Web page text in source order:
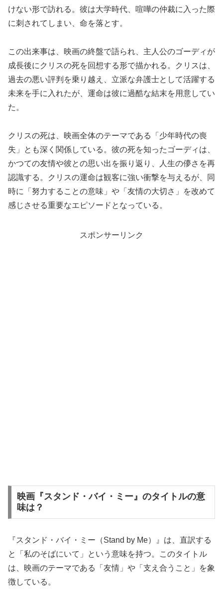
けない形で訪れる。彼は大学時代、喧嘩の仲裁に入った際
に刺されてしまい、命を落とす。
この出来事は、映画の終盤で語られ、主人公のゴーディが
成長後にクリスの死を回想する形で描かれる。クリスは、
過去の悪い評判を乗り越え、立派な弁護士として活躍する
未来を手に入れたが、運命は彼に過酷な結末を用意してい
た。
クリスの死は、映画全体のテーマである「少年時代の喪
失」とも深く関係している。彼の死を知ったゴーディは、
かつての友情や彼との思い出を振り返り、人生の儚さを再
認識する。クリスの運命は観客に強い衝撃を与えるが、同
時に「努力することの意味」や「友情の大切さ」を改めて
感じさせる重要なエピソードとなっている。
スポンサーリンク
映画『スタンド・バイ・ミー』のタイトルの意
味は？
『スタンド・バイ・ミー（Stand by Me）』は、直訳する
と「私のそばにいて」という意味を持つ。このタイトル
は、映画のテーマである「友情」や「支え合うこと」を象
徴している。